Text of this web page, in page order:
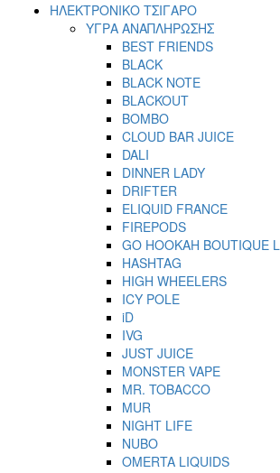
ΗΛΕΚΤΡΟΝΙΚΟ ΤΣΙΓΑΡΟ
ΥΓΡΑ ΑΝΑΠΛΗΡΩΣΗΣ
BEST FRIENDS
BLACK
BLACK NOTE
BLACKOUT
BOMBO
CLOUD BAR JUICE
DALI
DINNER LADY
DRIFTER
ELIQUID FRANCE
FIREPODS
GO HOOKAH BOUTIQUE
HASHTAG
HIGH WHEELERS
ICY POLE
iD
IVG
JUST JUICE
MONSTER VAPE
MR. TOBACCO
MUR
NIGHT LIFE
NUBO
OMERTA LIQUIDS